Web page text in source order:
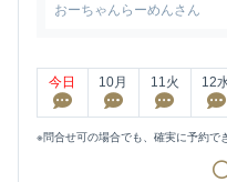
おーちゃんらーめんさん
今日 10月 11 火 12
※問合せ可の場合でも、確実に予約で